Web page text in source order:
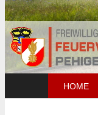
HOME